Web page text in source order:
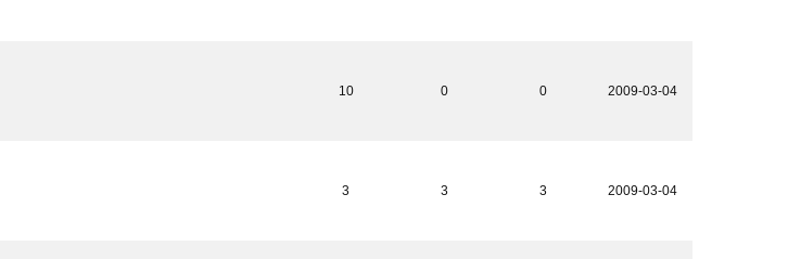
10
0 0 2009-03-04
3
3 3 2009-03-04